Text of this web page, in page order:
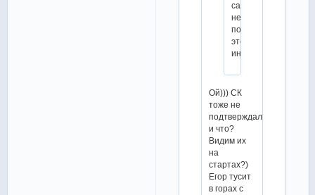
сами
не
подтверждали
этой
информации
Ой))) СК
тоже не
подтверждали
и что?
Видим их
на
стартах?)
Егор тусит
в горах с